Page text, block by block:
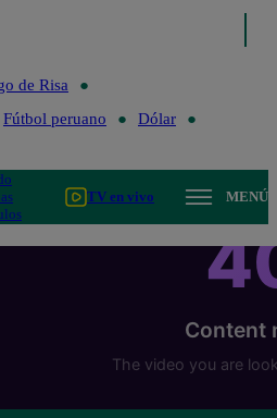
de Risa
Fútbol peruano
Dólar
TV en vivo MENÚ